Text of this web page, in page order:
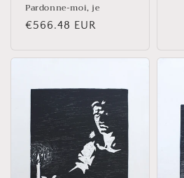
Pardonne-moi, je
Prix
€566.48 EUR